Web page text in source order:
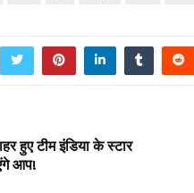
हुए टीम इंडिया के स्टार
आप!